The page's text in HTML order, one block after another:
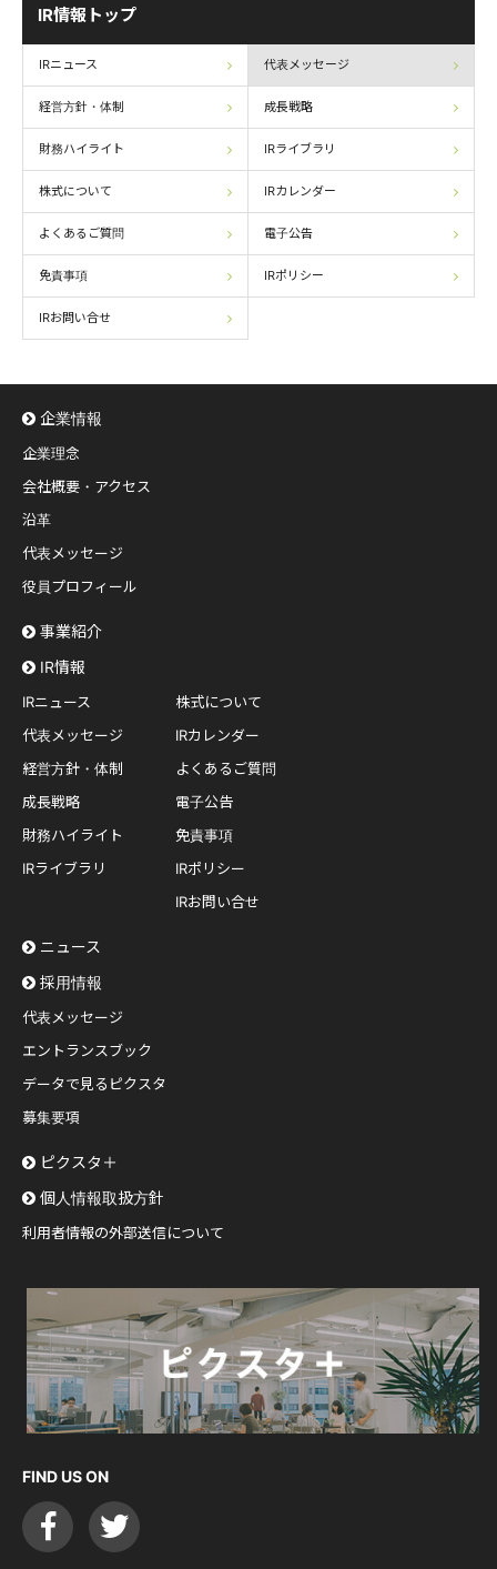
IR情報トップ
IRニュース 代表メッセージ
経営方針・体制 成長戦略
財務ハイライト IRライブラリ
株式について IRカレンダー
よくあるご質問 電子公告
免責事項 IRポリシー
IRお問い合せ
企業情報
企業理念
会社概要・アクセス
沿革
代表メッセージ
役員プロフィール
事業紹介
IR情報
IRニュース
代表メッセージ
経営方針・体制
成長戦略
財務ハイライト
IRライブラリ
株式について
IRカレンダー
よくあるご質問
電子公告
免責事項
IRポリシー
IRお問い合せ
ニュース
採用情報
代表メッセージ
エントランスブック
データで見るピクスタ
募集要項
ピクスタ＋
個人情報取扱方針
利用者情報の外部送信について
FIND US ON